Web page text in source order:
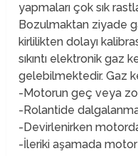
yapmaları çok sık
Bozulmaktan ziyade
kirlilikten dolayı
sıkıntı elektronik gaz
gelebilmektedir. Gaz
-Motorun geç veya zor
-Rolantide
-Devirlenirken
-İleriki aşamada